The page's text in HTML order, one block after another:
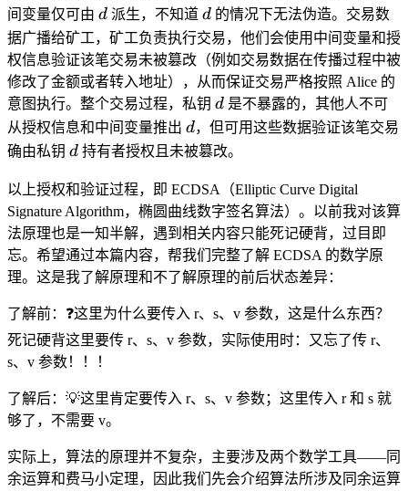
间变量仅可由 d
d 派生，不知道 d
d 的情况下无法伪造。交易数
据广播给矿工，矿工负责执行交易，他们会使用中间变量和授
权信息验证该笔交易未被篡改（例如交易数据在传播过程中被
修改了金额或者转入地址），从而保证交易严格按照 Alice 的
意图执行。整个交易过程，私钥 d
d 是不暴露的，其他人不可
从授权信息和中间变量推出 d
d，但可用这些数据验证该笔交易
确由私钥 d
d 持有者授权且未被篡改。
以上授权和验证过程，即 ECDSA（Elliptic Curve Digital
Signature Algorithm，椭圆曲线数字签名算法）。以前我对该算
法原理也是一知半解，遇到相关内容只能死记硬背，过目即
忘。希望通过本篇内容，帮我们完整了解 ECDSA 的数学原
理。这是我了解原理和不了解原理的前后状态差异：
了解前：❓这里为什么要传入 r、s、v 参数，这是什么东西？
死记硬背这里要传 r、s、v 参数，实际使用时：又忘了传 r、
s、v 参数！！！
了解后：💡这里肯定要传入 r、s、v 参数；这里传入 r 和 s 就
够了，不需要 v。
实际上，算法的原理并不复杂，主要涉及两个数学工具——同
余运算和费马小定理，因此我们先会介绍算法所涉及同余运算